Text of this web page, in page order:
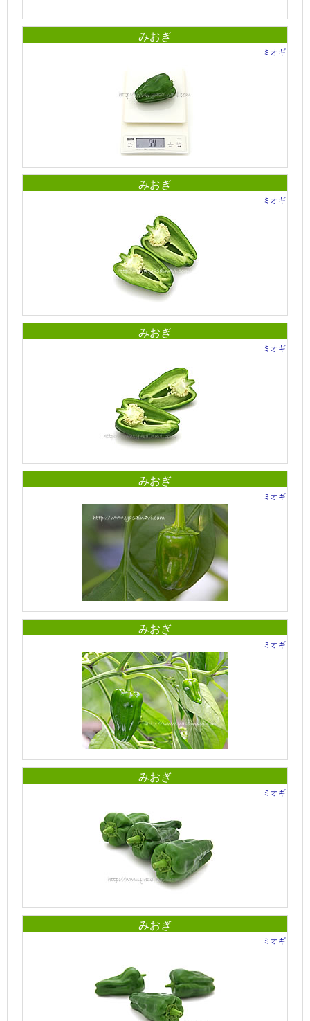
みおぎ
ミオギ
みおぎ
ミオギ
みおぎ
ミオギ
みおぎ
ミオギ
みおぎ
ミオギ
みおぎ
ミオギ
みおぎ
ミオギ